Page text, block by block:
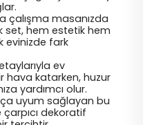
çalışma masanızda
set, hem estetik hem
evinizde fark
ev
hava katarken, huzur
yardımcı olur.
uyum sağlayan bu
dekoratif